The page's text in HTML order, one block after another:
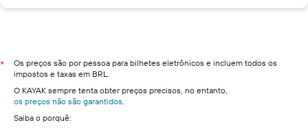
*
Os preços são por pessoa para bilhetes eletrônicos e incluem todos os
impostos e taxas em BRL.
O KAYAK sempre tenta obter preços precisos, no entanto,
os preços não são garantidos.
Saiba o porquê: